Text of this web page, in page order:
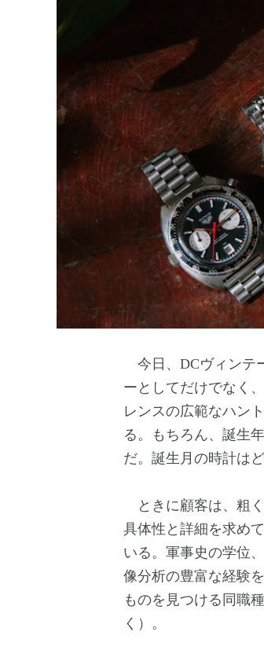
今日、DCヴィンテ
ーとしてだけでなく
レンスの広範なハン
る。もちろん、誕生
だ。誕生月の時計は
ときに顧客は、粗く
具体性と詳細を求め
いる。軍事史の学位
像分析の豊富な経験
ものを見つける同職
く）。